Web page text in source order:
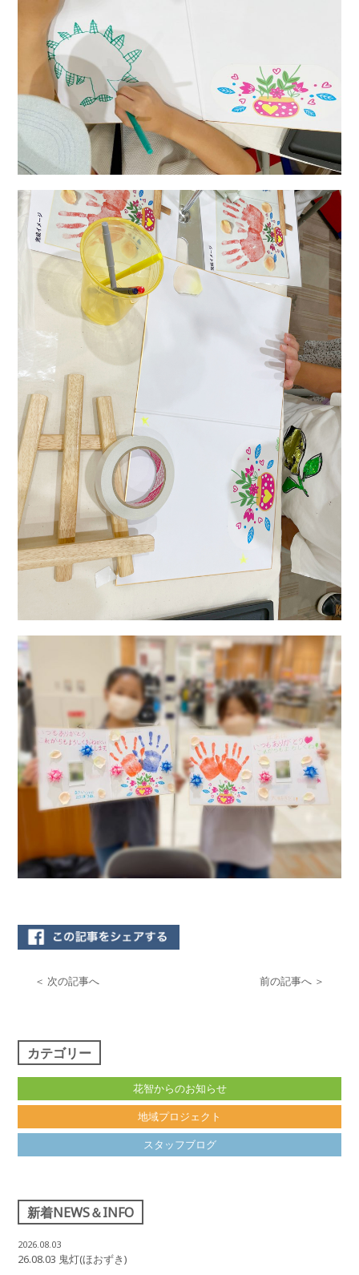
＜ 次の記事へ 前の記事へ ＞
カテゴリー
花智からのお知らせ
地域プロジェクト
スタッフブログ
新着NEWS＆INFO
2026.08.03
26.08.03 鬼灯(ほおずき)